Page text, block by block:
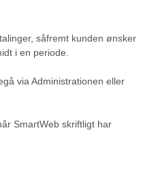
såfremt kunden ønsker
i en periode.
via Administrationen eller
SmartWeb skriftligt har